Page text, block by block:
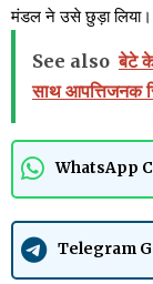
मंडल ने उसे छुड़ा लिया।
See also बेटे
साथ आपत्तिजनक
WhatsApp
Telegram